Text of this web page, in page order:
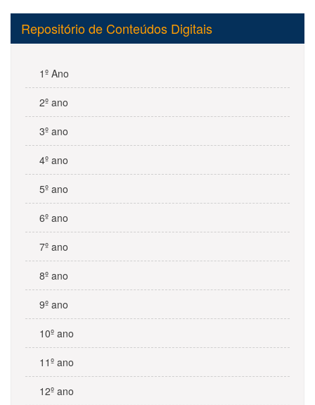
Repositório de Conteúdos Digitais
1º Ano
2º ano
3º ano
4º ano
5º ano
6º ano
7º ano
8º ano
9º ano
10º ano
11º ano
12º ano